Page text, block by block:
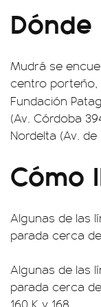
Mudrá se
centro porteño,
Fundación
(Av. Córdoba
Nordelta (Av.
Cómo
Algunas de las
parada cerca
Algunas de las
parada cerca de
160 K y 168.